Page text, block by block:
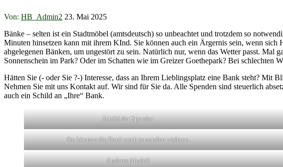
Von: HB_Admin2 23. Mai 2025
Bänke – selten ist ein Stadtmöbel (amtsdeutsch) so unbeachtet und trotzdem so
Minuten hinsetzen kann mit ihrem KInd. Sie können auch ein Ärgernis sein, wenn
abgelegenen Bänken, um ungestört zu sein. Natürlich nur, wenn das Wetter passt.
Sonnenschein im Park? Oder im Schatten wie im Greizer Goethepark? Bei schlechten
Hätten Sie (- oder Sie ?-) Interesse, dass an Ihrem Lieblingsplatz eine Bank steht?
Nehmen Sie mit uns Kontakt auf. Wir sind für Sie da. Alle Spenden sind steuerlich
auch ein Schild an „Ihre“ Bank.
Schild der Spender
Sie können die Bank auch jemanden widmen.
Anderes Modell